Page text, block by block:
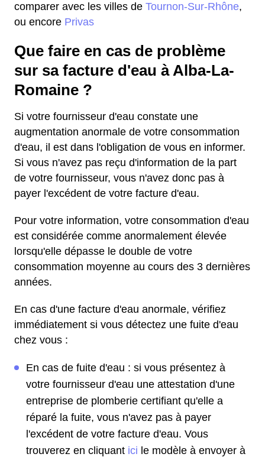
comparer avec les villes de Tournon-Sur-Rhône,
ou encore Privas
Que faire en cas de problème
sur sa facture d'eau à Alba-La-
Romaine ?
Si votre fournisseur d'eau constate une
augmentation anormale de votre consommation
d'eau, il est dans l'obligation de vous en informer.
Si vous n'avez pas reçu d'information de la part
de votre fournisseur, vous n'avez donc pas à
payer l'excédent de votre facture d'eau.
Pour votre information, votre consommation d'eau
est considérée comme anormalement élevée
lorsqu'elle dépasse le double de votre
consommation moyenne au cours des 3 dernières
années.
En cas d'une facture d'eau anormale, vérifiez
immédiatement si vous détectez une fuite d'eau
chez vous :
En cas de fuite d'eau : si vous présentez à
votre fournisseur d'eau une attestation d'une
entreprise de plomberie certifiant qu'elle a
réparé la fuite, vous n'avez pas à payer
l'excédent de votre facture d'eau. Vous
trouverez en cliquant ici le modèle à envoyer à